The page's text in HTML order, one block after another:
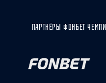
ПАРТНЁРЫ ФОНБЕТ